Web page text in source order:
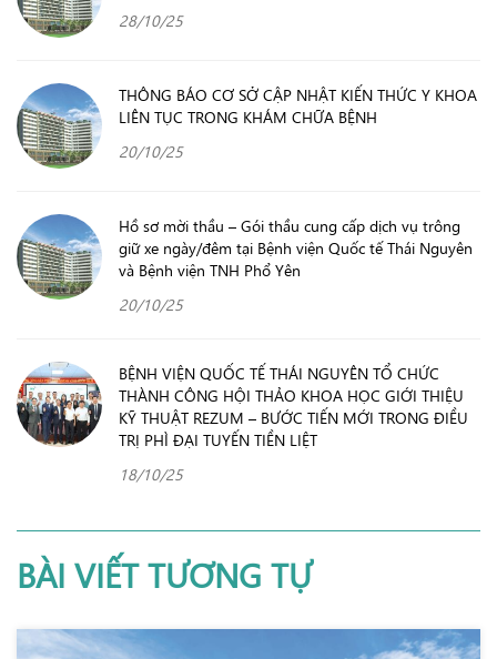
28/10/25
THÔNG BÁO CƠ SỞ CẬP NHẬT KIẾN THỨC Y KHOA
LIÊN TỤC TRONG KHÁM CHỮA BỆNH
20/10/25
Hồ sơ mời thầu – Gói thầu cung cấp dịch vụ trông
giữ xe ngày/đêm tại Bệnh viện Quốc tế Thái Nguyên
và Bệnh viện TNH Phổ Yên
20/10/25
BỆNH VIỆN QUỐC TẾ THÁI NGUYÊN TỔ CHỨC
THÀNH CÔNG HỘI THẢO KHOA HỌC GIỚI THIỆU
KỸ THUẬT REZUM – BƯỚC TIẾN MỚI TRONG ĐIỀU
TRỊ PHÌ ĐẠI TUYẾN TIỀN LIỆT
18/10/25
BÀI VIẾT TƯƠNG TỰ